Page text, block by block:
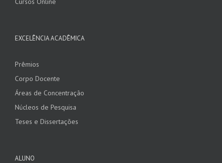
EXCELÊNCIA ACADÊMICA
Prêmios
Corpo Docente
Áreas de Concentração
Núcleos de Pesquisa
Teses e Dissertações
ALUNO